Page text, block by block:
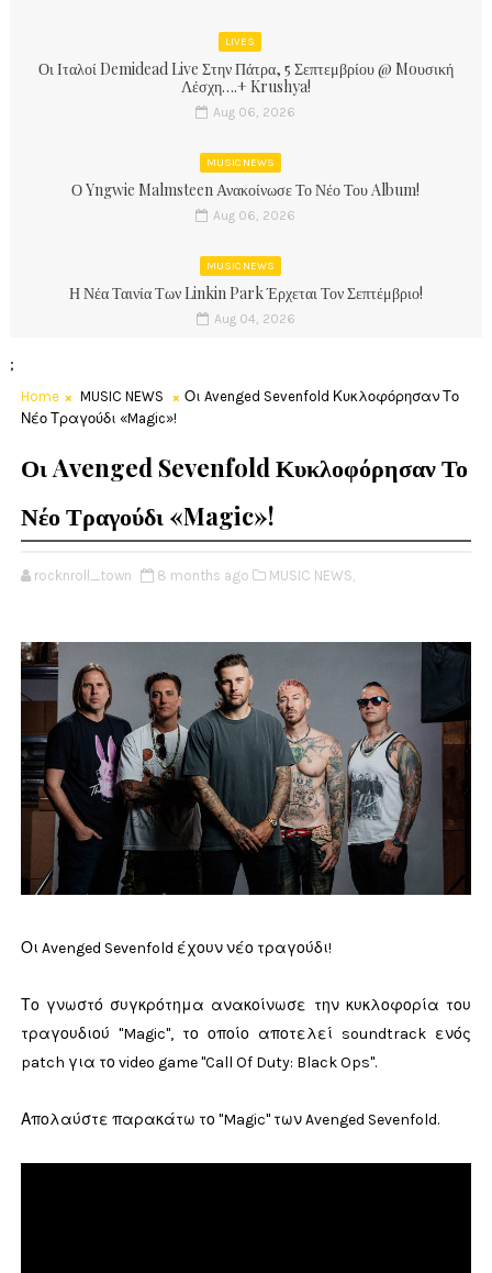
LIVES
Οι Ιταλοί Demidead Live Στην Πάτρα, 5 Σεπτεμβρίου @ Moυσική
Λέσχη….+ Krushya!
Aug 06, 2026
MUSIC NEWS
Ο Yngwie Malmsteen Ανακοίνωσε Το Νέο Του Album!
Aug 06, 2026
MUSIC NEWS
Η Νέα Ταινία Των Linkin Park Έρχεται Τον Σεπτέμβριο!
Aug 04, 2026
;
Home MUSIC NEWS
Οι Avenged Sevenfold Κυκλοφόρησαν Το
Νέο Τραγούδι «Magic»!
Οι Avenged Sevenfold Κυκλοφόρησαν Το
Νέο Τραγούδι «Magic»!
rocknroll_town 8 months ago MUSIC NEWS,
Οι Avenged Sevenfold έχουν νέο τραγούδι!
Το γνωστό συγκρότημα ανακοίνωσε την κυκλοφορία του
τραγουδιού "Magic", το οποίο αποτελεί soundtrack ενός
patch για το video game "Call Of Duty: Black Ops".
Απολαύστε παρακάτω το "Magic" των Avenged Sevenfold.